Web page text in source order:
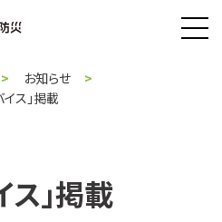
お知らせ
イス」掲載
ス」掲載